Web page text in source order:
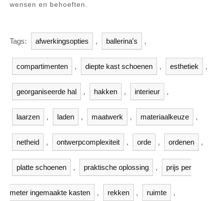
wensen en behoeften.
Tags: afwerkingsopties , ballerina's ,
compartimenten , diepte kast schoenen , esthetiek ,
georganiseerde hal , hakken , interieur ,
laarzen , laden , maatwerk , materiaalkeuze ,
netheid , ontwerpcomplexiteit , orde , ordenen ,
platte schoenen , praktische oplossing , prijs per
meter ingemaakte kasten , rekken , ruimte ,